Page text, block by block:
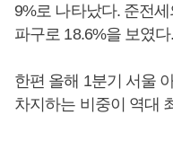
9%로 나타났다. 준전
파구로 18.6%을 보였다.
한편 올해 1분기 서울
차지하는 비중이 역대